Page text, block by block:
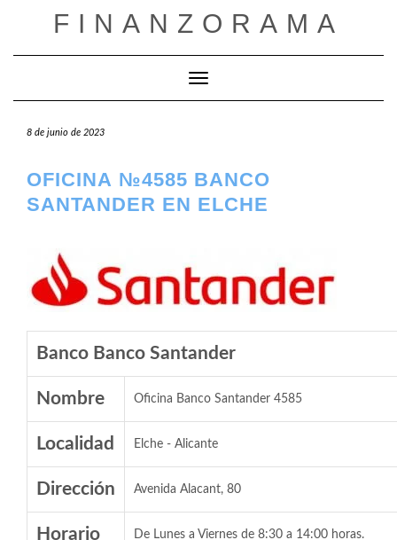
FINANZORAMA
Cambiar modo de navegación
8 de junio de 2023
OFICINA №4585 BANCO
SANTANDER EN ELCHE
Banco Banco Santander
Nombre Oficina Banco Santander 4585
Localidad Elche - Alicante
Dirección Avenida Alacant, 80
Horario De Lunes a Viernes de 8:30 a 14:00 horas.